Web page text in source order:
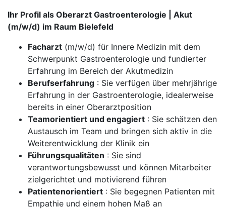
Ihr Profil als Oberarzt Gastroenterologie | Akut
(m/w/d) im Raum Bielefeld
Facharzt (m/w/d) für Innere Medizin mit dem
Schwerpunkt Gastroenterologie und fundierter
Erfahrung im Bereich der Akutmedizin
Berufserfahrung : Sie verfügen über mehrjährige
Erfahrung in der Gastroenterologie, idealerweise
bereits in einer Oberarztposition
Teamorientiert und engagiert : Sie schätzen den
Austausch im Team und bringen sich aktiv in die
Weiterentwicklung der Klinik ein
Führungsqualitäten : Sie sind
verantwortungsbewusst und können Mitarbeiter
zielgerichtet und motivierend führen
Patientenorientiert : Sie begegnen Patienten mit
Empathie und einem hohen Maß an